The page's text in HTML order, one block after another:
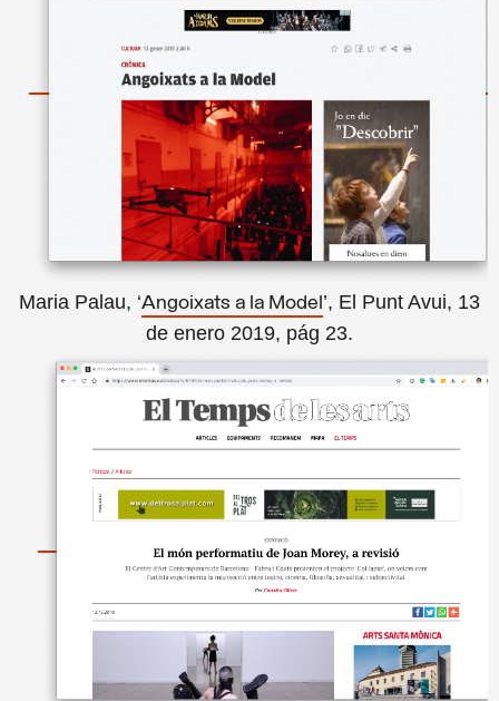
Maria Palau, ‘Angoixats a la Model’, El Punt Avui, 13
de enero 2019, pág 23.